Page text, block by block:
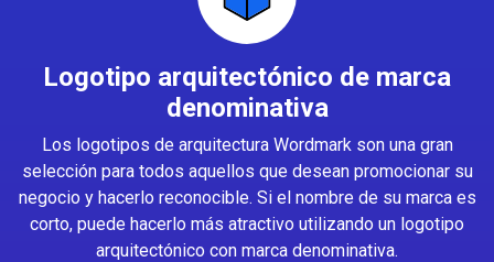
Logotipo arquitectónico de marca
denominativa
Los logotipos de arquitectura Wordmark son una gran
selección para todos aquellos que desean promocionar su
negocio y hacerlo reconocible. Si el nombre de su marca es
corto, puede hacerlo más atractivo utilizando un logotipo
arquitectónico con marca denominativa.